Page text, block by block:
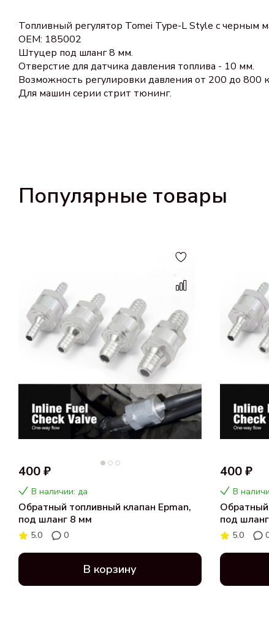
Топливный регулятор Tomei Type-L Style с черным
OEM: 185002
Штуцер под шланг 8 мм.
Отверстие для датчика давления топлива - 10 мм.
Возможность регулировки давления от 200 до 800
Для машин серии стрит тюнинг.
Популярные товары
400 ₽
В наличии: да
Обратный топливный клапан Epman,
под шланг 8 мм
5.0 0
В корзину
400 ₽
В
Обратный
под
5.0